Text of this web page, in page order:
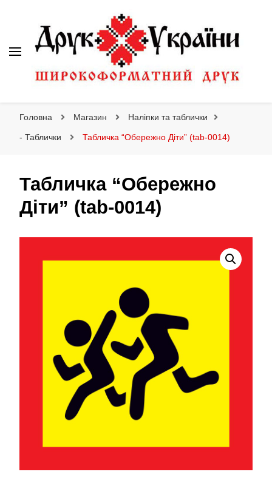
Головна Магазин Наліпки та таблички
- Таблички Табличка “Обережно Діти” (tab-0014)
Табличка “Обережно
Діти” (tab-0014)